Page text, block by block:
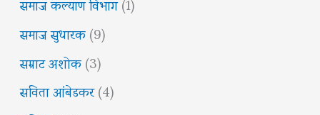
समाज सुधारक(9)
सम्राट अशोक(3)
सविता आंबेडकर(4)